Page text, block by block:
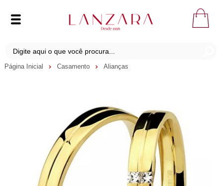
Página Inicial Casamento Alianças